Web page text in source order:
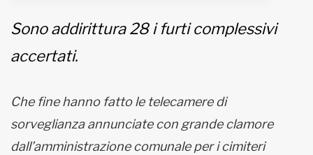
Informativa sulla privacy
Sono addirittura 28 i furti complessivi
accertati.
Che fine hanno fatto le telecamere di
sorveglianza annunciate con grande clamore
dall’amministrazione comunale per i cimiteri